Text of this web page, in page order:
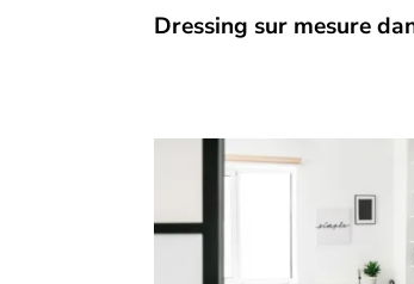
Dressing sur mesure